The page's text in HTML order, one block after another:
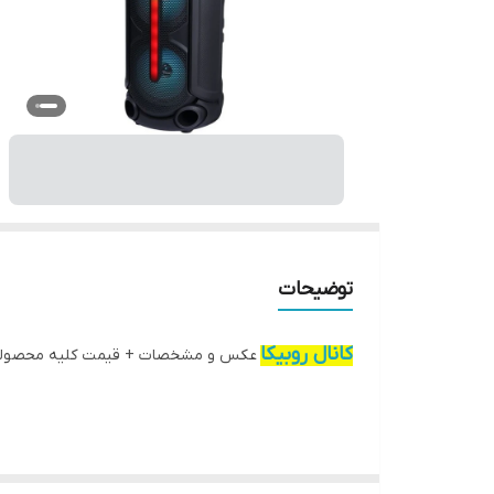
توضیحات
کانال روبیکا عکس و مشخصات + قیمت کلیه